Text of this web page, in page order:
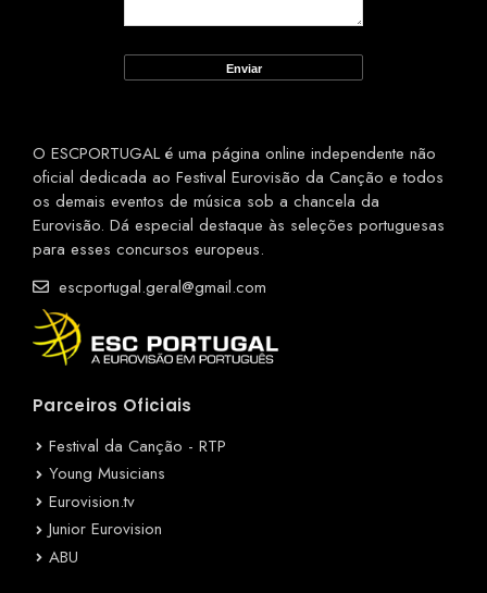
O ESCPORTUGAL é uma página online independente não
oficial dedicada ao Festival Eurovisão da Canção e todos
os demais eventos de música sob a chancela da
Eurovisão. Dá especial destaque às seleções portuguesas
para esses concursos europeus.
escportugal.geral@gmail.com
Parceiros Oficiais
Festival da Canção - RTP
Young Musicians
Eurovision.tv
Junior Eurovision
ABU